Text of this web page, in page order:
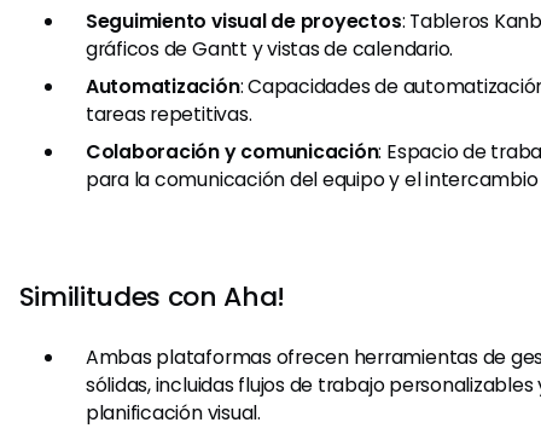
Seguimiento visual de proyectos: Tableros
gráficos de Gantt y vistas de calendario.
Automatización: Capacidades de
tareas repetitivas.
Colaboración y comunicación: Espacio de
para la comunicación del equipo y el
Similitudes con Aha!
Ambas plataformas ofrecen herramientas de
sólidas, incluidas flujos de trabajo
planificación visual.